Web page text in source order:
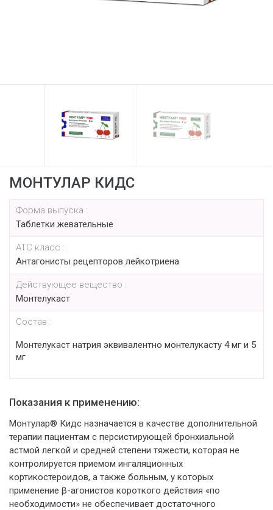
МОНТУЛАР КИДС
Форма выпуска :
Таблетки жевательные
АТС класс :
Антагонисты рецепторов лейкотриена
Действующее вещество :
Монтелукаст
Состав :
Монтелукаст натрия эквивалентно монтелукасту 4 мг и 5
мг
Показания к применению:
Монтулар® Кидс назначается в качестве дополнительной
терапии пациентам с персистирующей бронхиальной
астмой легкой и средней степени тяжести, которая не
контролируется приемом ингаляционных
кортикостероидов, а также больным, у которых
применение β-агонистов короткого действия «по
необходимости» не обеспечивает достаточного